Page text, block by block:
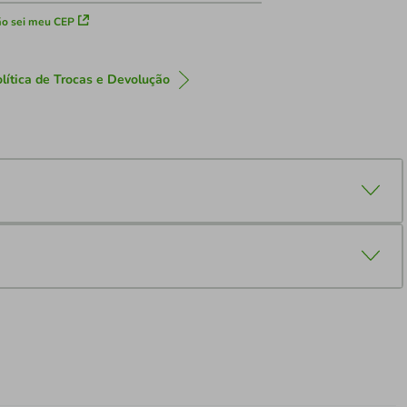
sei meu CEP
de Trocas e Devolução